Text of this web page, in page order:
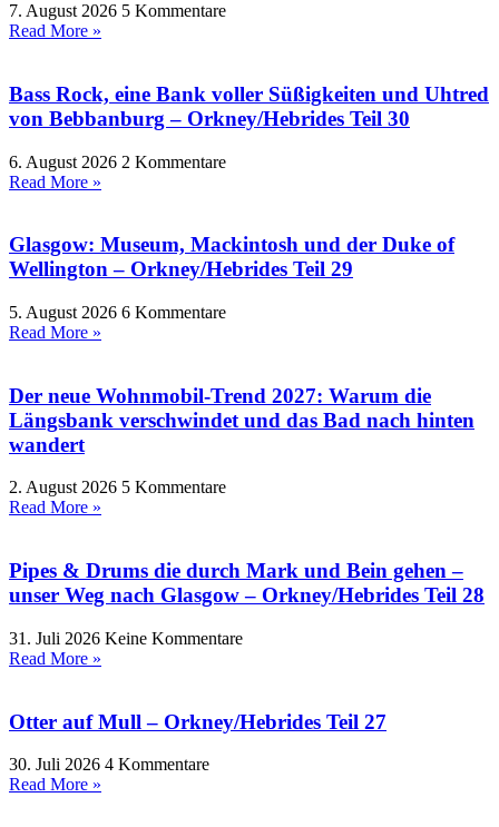
7. August 2026 5 Kommentare
Read More »
Bass Rock, eine Bank voller Süßigkeiten und Uhtred
von Bebbanburg – Orkney/Hebrides Teil 30
6. August 2026 2 Kommentare
Read More »
Glasgow: Museum, Mackintosh und der Duke of
Wellington – Orkney/Hebrides Teil 29
5. August 2026 6 Kommentare
Read More »
Der neue Wohnmobil-Trend 2027: Warum die
Längsbank verschwindet und das Bad nach hinten
wandert
2. August 2026 5 Kommentare
Read More »
Pipes & Drums die durch Mark und Bein gehen –
unser Weg nach Glasgow – Orkney/Hebrides Teil 28
31. Juli 2026 Keine Kommentare
Read More »
Otter auf Mull – Orkney/Hebrides Teil 27
30. Juli 2026 4 Kommentare
Read More »